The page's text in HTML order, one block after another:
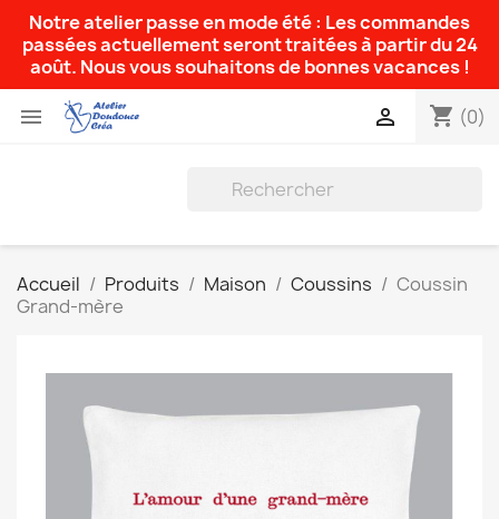
Notre atelier passe en mode été : Les commandes
passées actuellement seront traitées à partir du 24
août. Nous vous souhaitons de bonnes vacances !
 shopping_cart (0)

Accueil Produits Maison Coussins
Coussin
Grand-mère